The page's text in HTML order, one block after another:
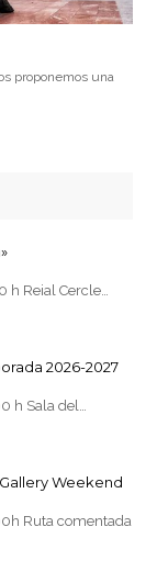
proponemos una
h Reial Cercle…
2026-2027
h Sala del…
Weekend
Ruta comentada